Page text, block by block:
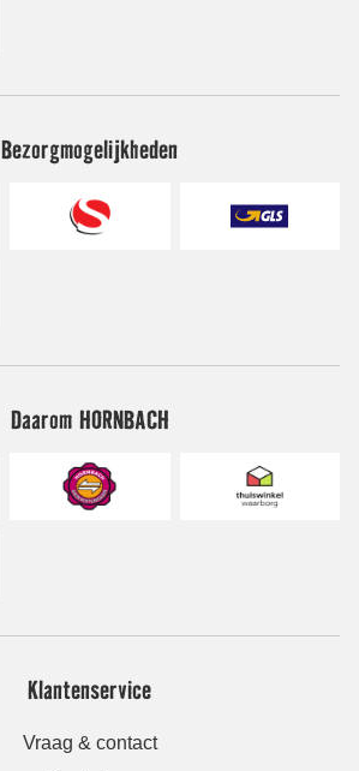
Bezorgmogelijkheden
Daarom HORNBACH
Klantenservice
Vraag & contact